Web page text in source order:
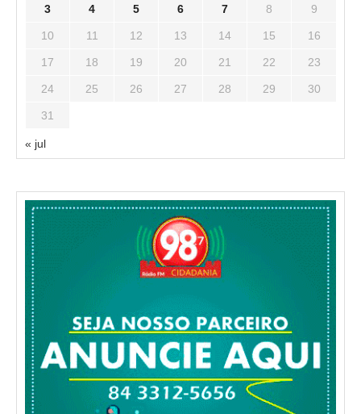
3 4 5 6 7 8 9
10 11 12 13 14 15 16
17 18 19 20 21 22 23
24 25 26 27 28 29 30
31
« jul